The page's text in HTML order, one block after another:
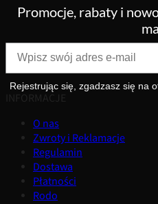
Promocje, rabaty i
Rejestrując się, zgadzasz się na
INFORMACJE
O nas
Zwroty i Reklamacje
Regulamin
Dostawa
Płatności
Rodo